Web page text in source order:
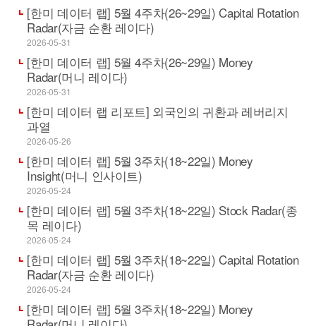
[한미 데이터 랩] 5월 4주차(26~29일) Capital Rotation
Radar(자금 순환 레이다)
2026-05-31
[한미 데이터 랩] 5월 4주차(26~29일) Money
Radar(머니 레이다)
2026-05-31
[한미 데이터 랩 리포트] 외국인의 귀환과 레버리지
과열
2026-05-26
[한미 데이터 랩] 5월 3주차(18~22일) Money
Insight(머니 인사이트)
2026-05-24
[한미 데이터 랩] 5월 3주차(18~22일) Stock Radar(종
목 레이다)
2026-05-24
[한미 데이터 랩] 5월 3주차(18~22일) Capital Rotation
Radar(자금 순환 레이다)
2026-05-24
[한미 데이터 랩] 5월 3주차(18~22일) Money